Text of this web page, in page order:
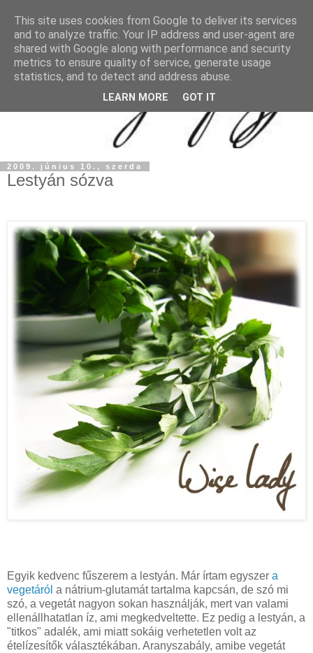
2009. június 10., szerda
Lestyán sózva
Egyik kedvenc fűszerem a lestyán. Már írtam egyszer a
vegetáról a nátrium-glutamát tartalma kapcsán, de szó mi
szó, a vegetát nagyon sokan használják, mert van valami
ellenállhatatlan íz, ami megkedveltette. Ez pedig a lestyán, a
"titkos" adalék, ami miatt sokáig verhetetlen volt az
ételízesítők választékában. Aranyszabály, amibe vegetát
This site uses cookies from Google to deliver its services
and to analyze traffic. Your IP address and user-agent are
shared with Google along with performance and security
metrics to ensure quality of service, generate usage
statistics, and to detect and address abuse.
LEARN MORE GOT IT